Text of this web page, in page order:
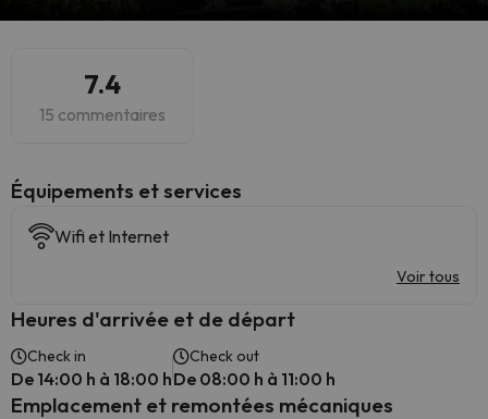
7.4
15 commentaires
​Équipements et services
Wifi et Internet
Voir tous
Heures d'arrivée et de départ
Check in
De 14:00 h à 18:00 h
Check out
De 08:00 h à 11:00 h
Emplacement et remontées mécaniques